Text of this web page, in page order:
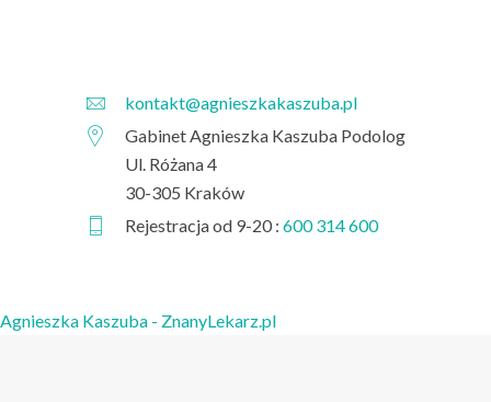
kontakt@agnieszkakaszuba.pl
Gabinet Agnieszka Kaszuba Podolog
Ul. Różana 4
30-305 Kraków
Rejestracja od 9-20 : 600 314 600
Agnieszka Kaszuba - ZnanyLekarz.pl